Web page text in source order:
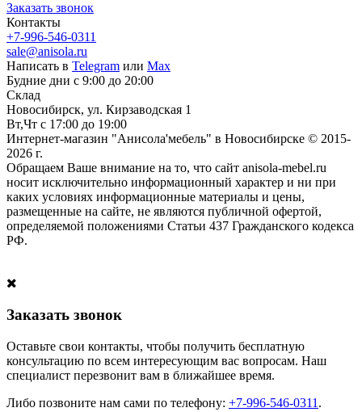
Заказать звонок
Контакты
+7-996-546-0311
sale@anisola.ru
Написать в Telegram или Max
Будние дни с 9:00 до 20:00
Склад
Новосибирск, ул. Кирзаводская 1
Вт,Чт с 17:00 до 19:00
Интернет-магазин "Анисола'мебель" в Новосибирске © 2015-
2026 г.
Обращаем Ваше внимание на то, что сайт anisola-mebel.ru
носит исключительно информационный характер и ни при
каких условиях информационные материалы и цены,
размещенные на сайте, не являются публичной офертой,
определяемой положениями Статьи 437 Гражданского кодекса
РФ.
Заказать звонок
Оставьте свои контакты, чтобы получить бесплатную
консультацию по всем интересующим вас вопросам. Наш
специалист перезвонит вам в ближайшее время.
Либо позвоните нам сами по телефону: +7-996-546-0311 .